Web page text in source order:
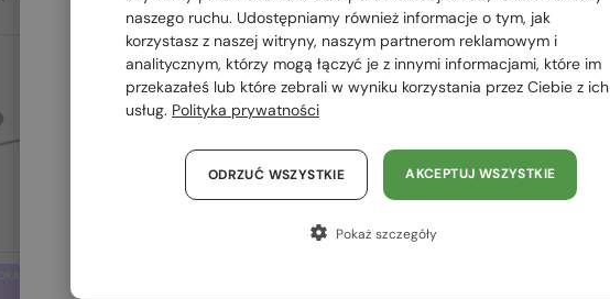
2-4 DNI 2-4 DNI
Polska / PL
România / RO
Magyarország / HU
Austria / AT
Francja / FR
naszego ruchu. Udostępniamy również informacje o tym, jak
korzystasz z naszej witryny, naszym partnerom reklamowym i
analitycznym, którzy mogą łączyć je z innymi informacjami, które im
przekazałeś lub które zebrali w wyniku korzystania przez Ciebie z ich
usług. Polityka prywatności
AKCEPTUJ WSZYSTKIE
ODRZUĆ WSZYSTKIE
Pokaż szczegóły